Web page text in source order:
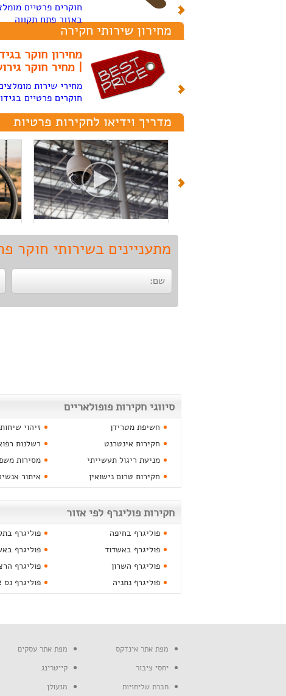
חוקרים פרטיים
באזור פתח תקווה
מחירון שירותי חקירה
מחירון חוקר
| מחיר חוקר
מחירי שירות
חוקרים פרטיים
מדריך וידיאו לחקירות פרטיות
חקירות וביטחון
מתעניינים בשירותי חוקר
סיווגי חקירות פופולאריים
חשיפת מטרידן זיהוי
חקירות אינטרנט
רשלנות
מניעת ריגול תעשייתי
מסירות
חקירות טרום נישואין
איתור
חקירות פוליגרף לפי אזור
פוליגרף בחיפה פוליגרף
פוליגרף באשדוד
פוליגרף
פוליגרף השרון
פוליגרף
פוליגרף נתניה
פוליגרף נס
מפת אתר אינדקס מפת אתר עסקים
יחסי ציבור
קייטרינג
חברת שליחויות
מנעולן